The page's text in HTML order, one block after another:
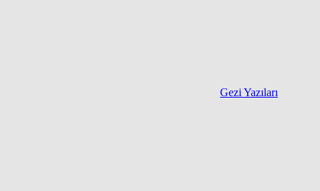
Gezi Yazıları